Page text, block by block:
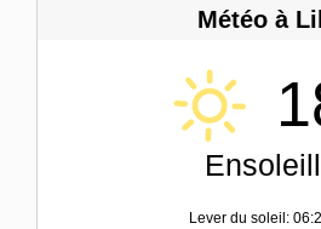
Météo à
Lever du soleil: